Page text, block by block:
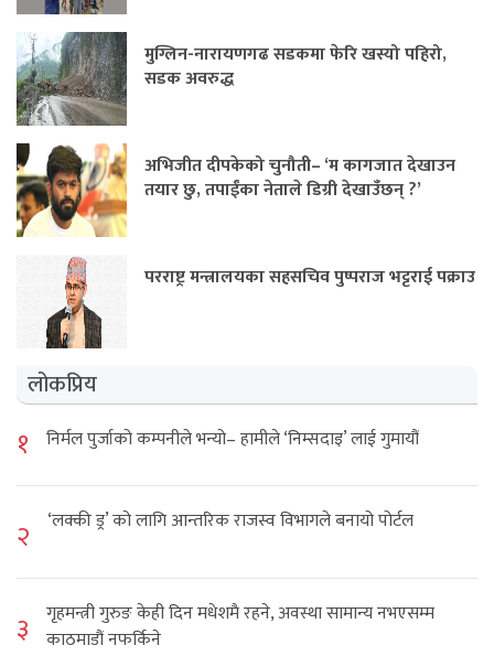
मुग्लिन-नारायणगढ सडकमा फेरि खस्यो पहिरो,
सडक अवरुद्ध
अभिजीत दीपकेको चुनौती– ‘म कागजात देखाउन
तयार छु, तपाईंका नेताले डिग्री देखाउँछन् ?’
परराष्ट्र मन्त्रालयका सहसचिव पुष्पराज भट्टराई पक्राउ
लोकप्रिय
१ निर्मल पुर्जाको कम्पनीले भन्यो– हामीले ‘निम्सदाइ’ लाई गुमायौं
२ ‘लक्की ड्र’ को लागि आन्तरिक राजस्व विभागले बनायो पोर्टल
३
गृहमन्त्री गुरुङ केही दिन मधेशमै रहने, अवस्था सामान्य नभएसम्म
काठमाडौं नफर्किने